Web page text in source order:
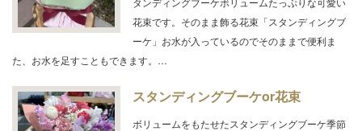
花束です。そのまま飾る花束「スタンディングブ
ーケ」お水が入っているのでそのままで便利ま
た、お水を足すこともできます。…
スタンディングブーケor花束
ボリュームをもたせたスタンディングブーケ季節